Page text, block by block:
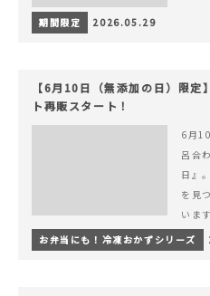
期間限定 2026.05.29
【6月10日（無添加の日）限定
ト再販スタート！
6月
呂合
日』
を見
いま
か。
お弁当にも！冷凍おかずシリーズ